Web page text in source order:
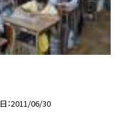
2011/06/30